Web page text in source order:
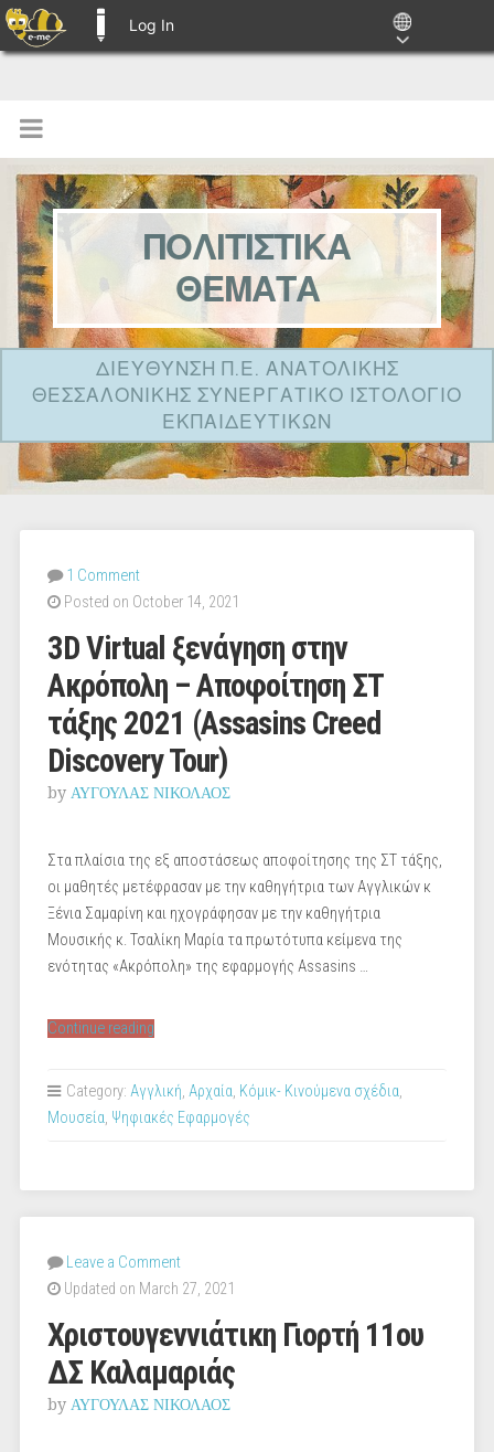
Log In
ΠΟΛΙΤΙΣΤΙΚΑ
ΘΕΜΑΤΑ
ΔΙΕΥΘΥΝΣΗ Π.Ε. ΑΝΑΤΟΛΙΚΗΣ
ΘΕΣΣΑΛΟΝΙΚΗΣ ΣΥΝΕΡΓΑΤΙΚΟ ΙΣΤΟΛΟΓΙΟ
ΕΚΠΑΙΔΕΥΤΙΚΩΝ
1 Comment
Posted on October 14, 2021
3D Virtual ξενάγηση στην
Ακρόπολη – Αποφοίτηση ΣΤ
τάξης 2021 (Assasins Creed
Discovery Tour)
by ΑΥΓΟΥΛΑΣ ΝΙΚΟΛΑΟΣ
Στα πλαίσια της εξ αποστάσεως αποφοίτησης της ΣΤ τάξης,
οι μαθητές μετέφρασαν με την καθηγήτρια των Αγγλικών κ
Ξένια Σαμαρίνη και ηχογράφησαν με την καθηγήτρια
Μουσικής κ. Τσαλίκη Μαρία τα πρωτότυπα κείμενα της
ενότητας «Ακρόπολη» της εφαρμογής Assasins …
Continue reading“3D
ξενάγηση
στην
Ακρόπολη
Αποφοίτηση
ΣΤ
2021
(Assasins
Discovery
Tour)”
Category: Αγγλική, Αρχαία, Κόμικ- Κινούμενα σχέδια,
Μουσεία, Ψηφιακές Εφαρμογές
Leave a Comment
Updated on March 27, 2021
Χριστουγεννιάτικη Γιορτή 11ου
ΔΣ Καλαμαριάς
by ΑΥΓΟΥΛΑΣ ΝΙΚΟΛΑΟΣ